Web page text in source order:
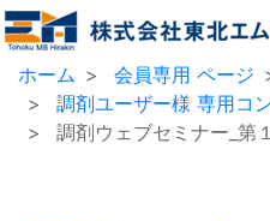
ホーム 会員専用 ページ
調剤ユーザー様 専用コ
調剤ウェブセミナー_第